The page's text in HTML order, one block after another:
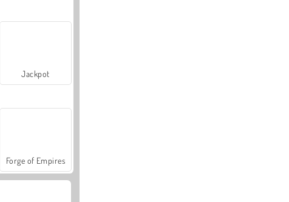
Jackpot
Forge of Empires